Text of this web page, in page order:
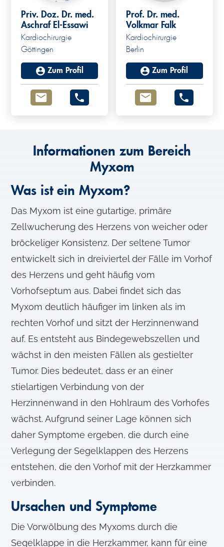
Priv. Doz. Dr. med.
Aschraf El-Essawi
Kardiochirurgie
Göttingen
Zum Profil
Prof. Dr. med.
Volkmar Falk
Kardiochirurgie
Berlin
Zum Profil
Informationen zum Bereich
Myxom
Was ist ein Myxom?
Das Myxom ist eine gutartige, primäre
Zellwucherung des Herzens von weicher oder
bröckeliger Konsistenz. Der seltene Tumor
entwickelt sich in dreiviertel der Fälle im Vorhof
des Herzens und geht häufig vom
Vorhofseptum aus. Dabei findet sich das
Myxom deutlich häufiger im linken als im
rechten Vorhof und sitzt der Herzinnenwand
auf. Es entsteht aus Bindegewebszellen und
wächst in den meisten Fällen als gestielter
Tumor. Dies bedeutet, dass er an einer
stielartigen Verbindung von der
Herzinnenwand in den Hohlraum des Vorhofes
wächst. Aufgrund seiner Lage können sich
daher Symptome ergeben, die durch eine
Verlegung der Segelklappen des Herzens
entstehen, die den Vorhof mit der Herzkammer
verbinden.
Ursachen und Symptome
Die Vorwölbung des Myxoms durch die
Segelklappe in die Herzkammer, kann für eine